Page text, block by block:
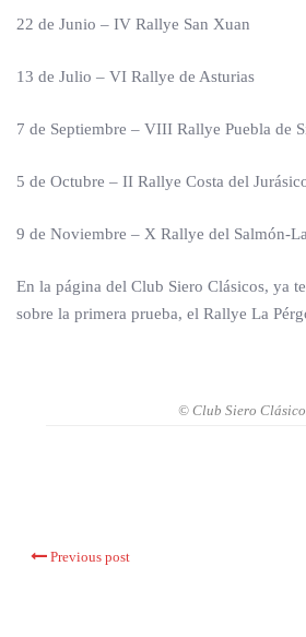
22 de Junio – IV Rallye San Xuan
13 de Julio – VI Rallye de Asturias
7 de Septiembre – VIII Rallye Puebla de
5 de Octubre – II Rallye Costa del
9 de Noviembre – X Rallye del Salmón-
En la página del Club Siero Clásicos, ya
sobre la primera prueba, el Rallye La
© Club Siero
Previous post